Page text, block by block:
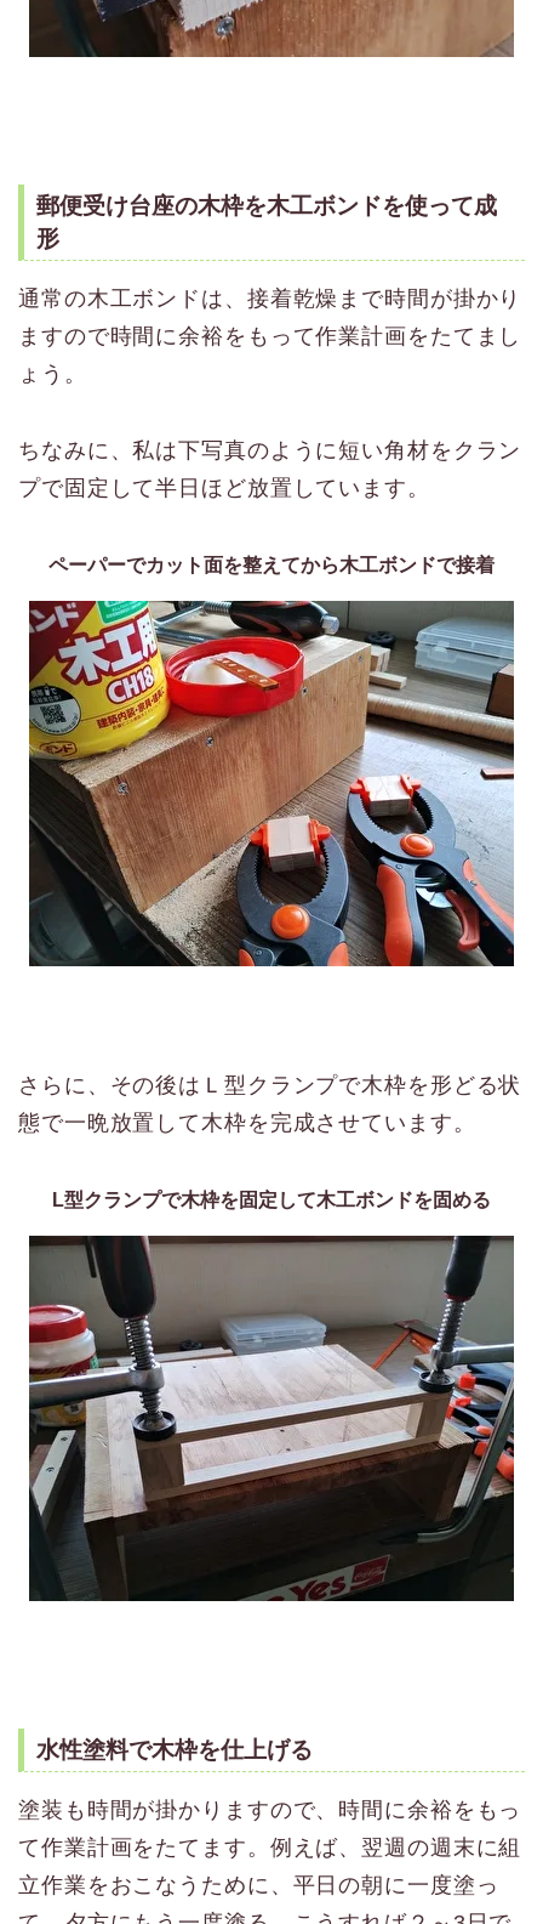
郵便受け台座の木枠を木工ボンドを使って成
形
通常の木工ボンドは、接着乾燥まで時間が掛かり
ますので時間に余裕をもって作業計画をたてまし
ょう。
ちなみに、私は下写真のように短い角材をクラン
プで固定して半日ほど放置しています。
ペーパーでカット面を整えてから木工ボンドで接着
さらに、その後はＬ型クランプで木枠を形どる状
態で一晩放置して木枠を完成させています。
L型クランプで木枠を固定して木工ボンドを固める
水性塗料で木枠を仕上げる
塗装も時間が掛かりますので、時間に余裕をもっ
て作業計画をたてます。例えば、翌週の週末に組
立作業をおこなうために、平日の朝に一度塗っ